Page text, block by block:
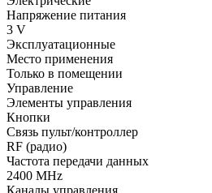
Напряжение питания
3 V
Эксплуатационные
Место применения
Только в помещении
Управление
Элементы управления
Кнопки
Связь пульт/контроллер
RF (радио)
Частота передачи данных
2400 MHz
Каналы управления